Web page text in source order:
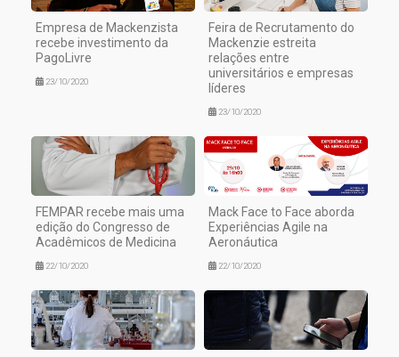
Empresa de Mackenzista
recebe investimento da
PagoLivre
23/10/2020
Feira de Recrutamento do
Mackenzie estreita
relações entre
universitários e empresas
líderes
23/10/2020
FEMPAR recebe mais uma
edição do Congresso de
Acadêmicos de Medicina
22/10/2020
Mack Face to Face aborda
Experiências Agile na
Aeronáutica
22/10/2020